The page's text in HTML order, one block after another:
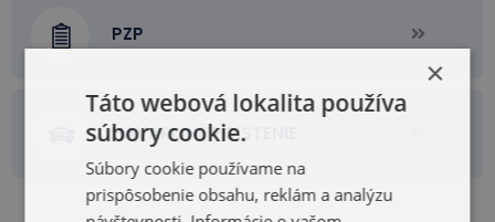
PZP
HAVARIJNÉ POISTENIE
×
Táto webová lokalita používa
súbory cookie.
Súbory cookie používame na
prispôsobenie obsahu, reklám a analýzu